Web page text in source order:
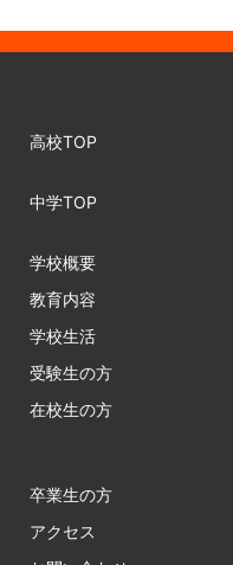
高校TOP
中学TOP
学校概要
教育内容
学校生活
受験生の方
在校生の方
卒業生の方
アクセス